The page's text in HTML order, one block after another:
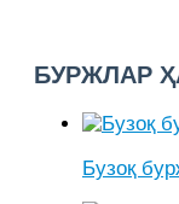
БУРЖЛАР
Бузоқ